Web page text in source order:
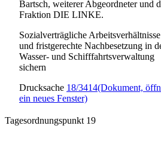
Bartsch, weiterer Abgeordneter und
Fraktion DIE LINKE.
Sozialverträgliche Arbeitsverhältnisse
und fristgerechte Nachbesetzung in
Wasser- und Schifffahrtsverwaltung
sichern
Drucksache 18/3414(Dokument,
ein neues Fenster)
Tagesordnungspunkt 19